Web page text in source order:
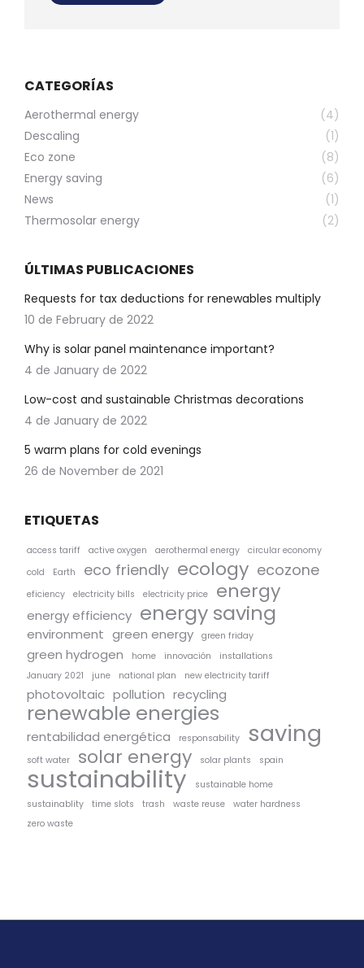
CATEGORÍAS
Aerothermal energy
(4)
Descaling
(1)
Eco zone
(8)
Energy saving
(6)
News
(1)
Thermosolar energy
(2)
ÚLTIMAS PUBLICACIONES
Requests for tax deductions for renewables multiply
10 de February de 2022
Why is solar panel maintenance important?
4 de January de 2022
Low-cost and sustainable Christmas decorations
4 de January de 2022
5 warm plans for cold evenings
26 de November de 2021
ETIQUETAS
access tariff active oxygen aerothermal energy
circular economy
cold
Earth eco friendly ecology ecozone
eficiency electricity bills electricity price energy
energy efficiency energy saving
environment green energy green friday
green hydrogen home innovación
installations
January 2021
june national plan new electricity tariff
photovoltaic pollution recycling
renewable energies
rentabilidad energética responsability saving
soft water solar energy solar plants spain
sustainability
sustainable home
sustainablity
time slots trash waste reuse
water hardness
zero waste